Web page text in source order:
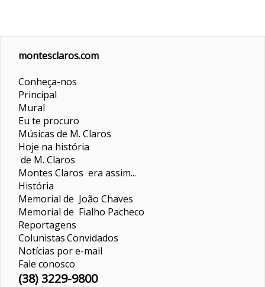
montesclaros.com
Conheça-nos
Principal
Mural
Eu te procuro
Músicas de M. Claros
Hoje na história
de M. Claros
Montes Claros era assim...
História
Memorial de João Chaves
Memorial de Fialho Pacheco
Reportagens
ColunistasConvidados
Notícias por e-mail
Fale conosco
(38) 3229-9800